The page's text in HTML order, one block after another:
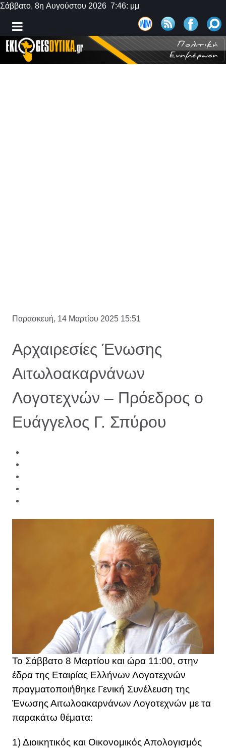
Σάββατο, 8η Αυγούστου 2026 7:46: μμ
Παρασκευή, 14 Μαρτίου 2025 15:51
Αρχαιρεσίες Ένωσης
Αιτωλοακαρνάνων
Λογοτεχνών – Πρόεδρος ο
Ευάγγελος Γ. Σπύρου
Το Σάββατο 8 Μαρτίου και ώρα 11:00, στην
έδρα της Εταιρίας Ελλήνων Λογοτεχνών
πραγματοποιήθηκε Γενική Συνέλευση της
Ένωσης Αιτωλοακαρνάνων Λογοτεχνών με τα
παρακάτω θέματα:
1) Διοικητικός και Οικονομικός Απολογισμός